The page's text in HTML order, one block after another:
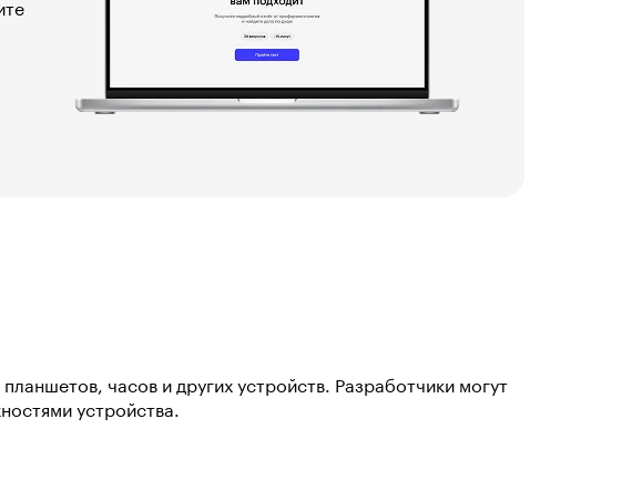
часов и других устройств. Разработчики могут
устройства.